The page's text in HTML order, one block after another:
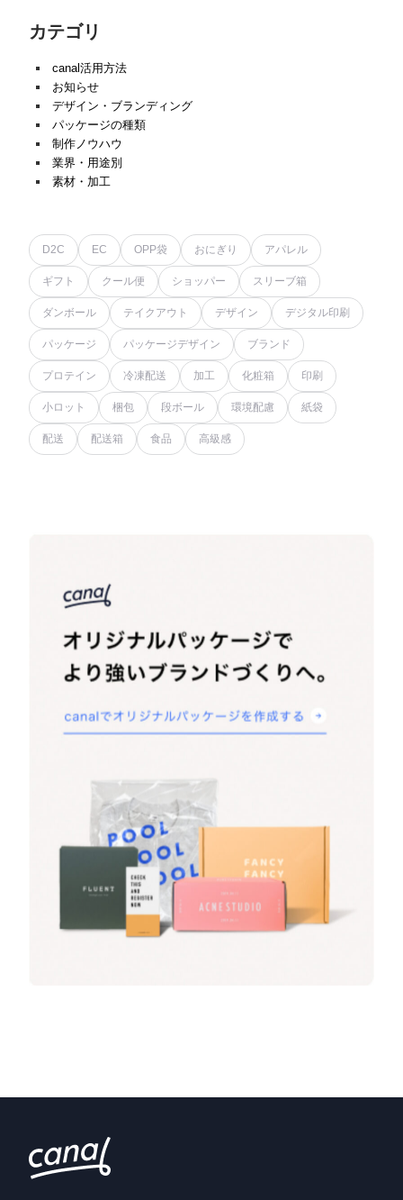
カテゴリ
canal活用方法
お知らせ
デザイン・ブランディング
パッケージの種類
制作ノウハウ
業界・用途別
素材・加工
D2C EC OPP袋 おにぎり アパレル
ギフト クール便 ショッパー スリーブ箱
ダンボール テイクアウト デザイン デジタル印刷
パッケージ パッケージデザイン ブランド
プロテイン 冷凍配送 加工 化粧箱 印刷
小ロット 梱包 段ボール 環境配慮 紙袋
配送 配送箱 食品 高級感